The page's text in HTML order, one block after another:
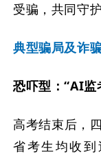
受骗，共同守
典型骗局及诈
恐吓型：“AI监
高考结束后，
省考生均收到